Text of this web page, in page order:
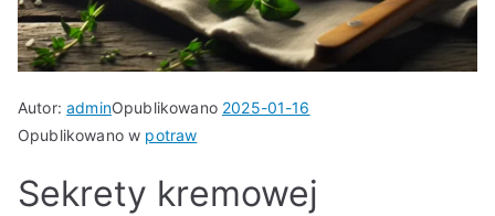
Autor:adminOpublikowano 2025-01-16
Opublikowano w potraw
Sekrety kremowej